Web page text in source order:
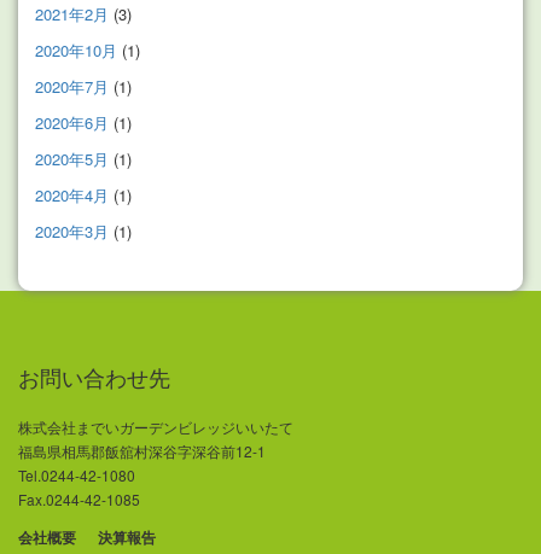
2021年2月 (3)
2020年10月 (1)
2020年7月 (1)
2020年6月 (1)
2020年5月 (1)
2020年4月 (1)
2020年3月 (1)
お問い合わせ先
株式会社までいガーデンビレッジいいたて
福島県相馬郡飯舘村深谷字深谷前12-1
Tel.0244-42-1080
Fax.0244-42-1085
会社概要
決算報告